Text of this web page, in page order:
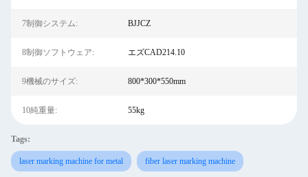
7制御システム: BJJCZ
8制御ソフトウェア: エズCAD214.10
9機械のサイズ: 800*300*550mm
10純重量: 55kg
Tags:
laser marking machine for metal fiber laser marking machine